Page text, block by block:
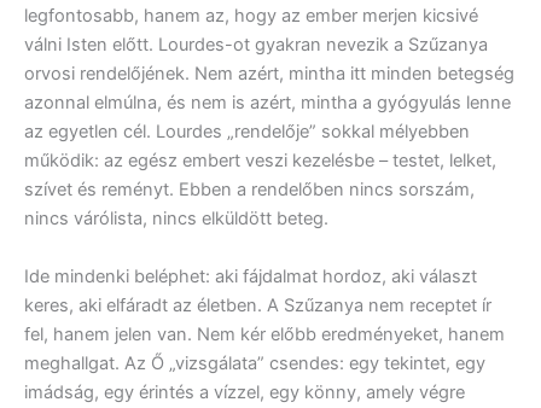
legfontosabb, hanem az, hogy az ember merjen kicsivé
válni Isten előtt. Lourdes-ot gyakran nevezik a Szűzanya
orvosi rendelőjének. Nem azért, mintha itt minden betegség
azonnal elmúlna, és nem is azért, mintha a gyógyulás lenne
az egyetlen cél. Lourdes „rendelője” sokkal mélyebben
működik: az egész embert veszi kezelésbe – testet, lelket,
szívet és reményt. Ebben a rendelőben nincs sorszám,
nincs várólista, nincs elküldött beteg.
Ide mindenki beléphet: aki fájdalmat hordoz, aki választ
keres, aki elfáradt az életben. A Szűzanya nem receptet ír
fel, hanem jelen van. Nem kér előbb eredményeket, hanem
meghallgat. Az Ő „vizsgálata” csendes: egy tekintet, egy
imádság, egy érintés a vízzel, egy könny, amely végre